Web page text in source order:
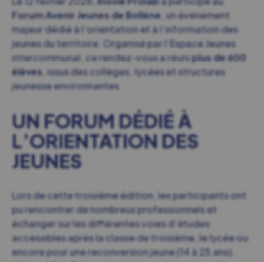
Forum Avenir Jeunes de Bollène , un événement
majeur dédié à l’orientation et à l’information des
jeunes du territoire. Organisé par l’Espace Jeunes
intercommunal, ce rendez‑vous a réuniplus de 600
élèves , issus des collèges, lycées et structures
jeunesse environnantes.
UN FORUM DÉDIÉ À
L’ORIENTATION DES
JEUNES
Lors de cette troisième édition, les participants ont
pu rencontrer de nombreux professionnels et
échanger sur les différentes voies d’études
accessibles après la classe de troisième, le lycée ou
encore pour une reconversion jeune (14 à 25 ans).